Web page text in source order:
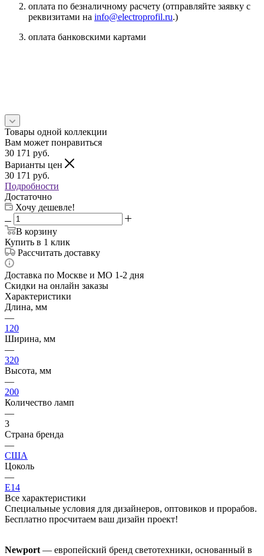
оплата по безналичному расчету (отправляйте заявку с
реквизитами на info@electroprofil.ru.)
оплата банковскими картами
Товары одной коллекции
Вам может понравиться
30 171 руб.
Варианты цен
30 171 руб.
Подробности
Достаточно
Хочу дешевле!
В корзину
Купить в 1 клик
Рассчитать доставку
Доставка по Москве и МО 1-2 дня
Скидки на онлайн заказы
Характеристики
Длина, мм
—
120
Ширина, мм
—
320
Высота, мм
—
200
Количество ламп
—
3
Страна бренда
—
США
Цоколь
—
E14
Все характеристики
Специальные условия для дизайнеров, оптовиков и прорабов.
Бесплатно просчитаем ваш дизайн проект!
Newport — европейский бренд светотехники, основанный в